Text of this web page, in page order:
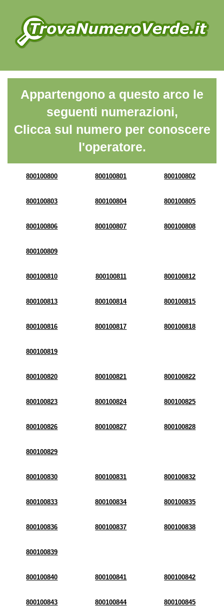
Appartengono a questo arco le
seguenti numerazioni,
Clicca sul numero per conoscere
l'operatore.
800100800 800100801 800100802
800100803 800100804 800100805
800100806 800100807 800100808
800100809
800100810 800100811 800100812
800100813 800100814 800100815
800100816 800100817 800100818
800100819
800100820 800100821 800100822
800100823 800100824 800100825
800100826 800100827 800100828
800100829
800100830 800100831 800100832
800100833 800100834 800100835
800100836 800100837 800100838
800100839
800100840 800100841 800100842
800100843 800100844 800100845